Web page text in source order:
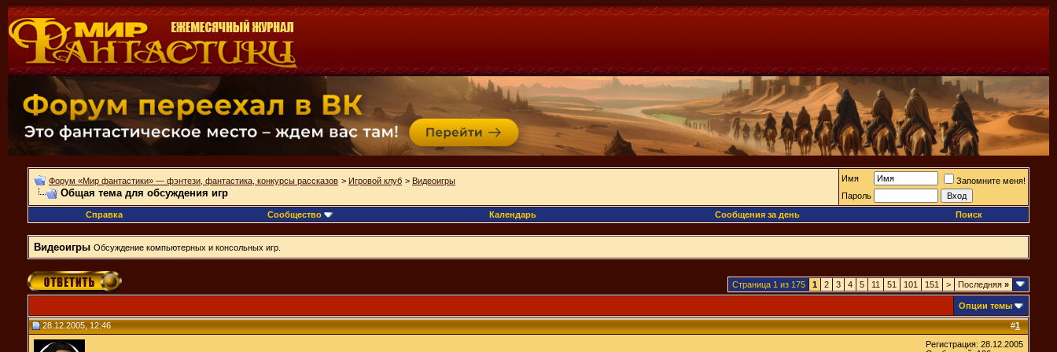
Форум «Мир фантастики» — фэнтези, фантастика, конкурсы рассказов > Игровой клуб > Видеоигры
Общая тема для обсуждения игр
Имя
Запомните меня!
Пароль
Справка
Сообщество Календарь Сообщения за день Поиск
Видеоигры Обсуждение компьютерных и консольных игр.
Страница 1 из 175 1 2 3 4 5 11 51 101 151 > Последняя »
Опции темы
#1
28.12.2005, 12:46
Регистрация: 28.12.2005